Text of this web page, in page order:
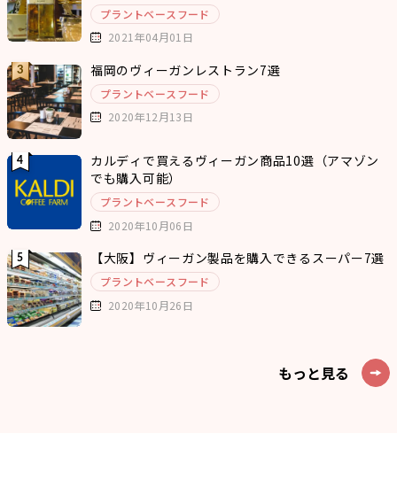
プラントベースフード
2021年04月01日
福岡のヴィーガンレストラン7選
プラントベースフード
2020年12月13日
カルディで買えるヴィーガン商品10選（アマゾン
でも購入可能）
プラントベースフード
2020年10月06日
【大阪】ヴィーガン製品を購入できるスーパー7選
プラントベースフード
2020年10月26日
もっと見る